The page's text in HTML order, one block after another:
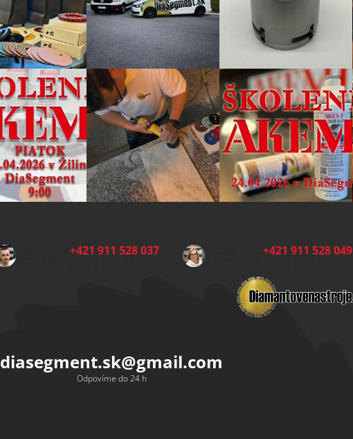
HŘBITOVNÍ+421 911 528 037
SKLAD
A EXPEDICE:
+421 911 528 049
diasegment.sk@gmail.com
Odpovíme do 24 h